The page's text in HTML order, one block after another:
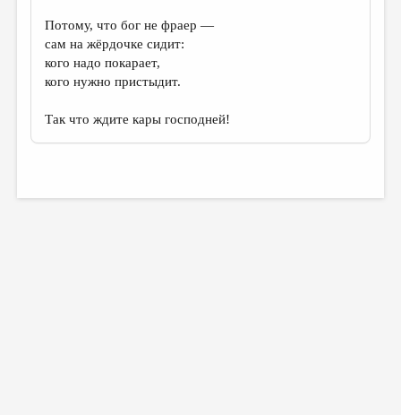
Потому, что бог не фраер —
сам на жёрдочке сидит:
кого надо покарает,
кого нужно пристыдит.
Так что ждите кары господней!